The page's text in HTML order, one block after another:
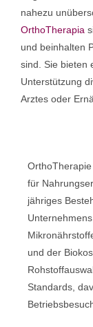
nahezu
OrthoTherapia
und beinhalten
sind. Sie bieten
Unterstützung
Arztes oder
für
jähriges
und der
Standards,